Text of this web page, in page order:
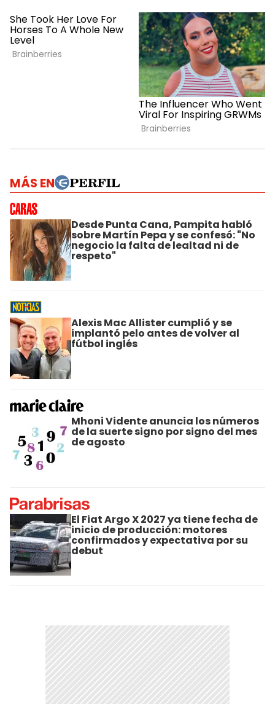
MÁS EN
Desde Punta Cana, Pampita habló
sobre Martín Pepa y se confesó: "No
negocio la falta de lealtad ni de
respeto"
Alexis Mac Allister cumplió y se
implantó pelo antes de volver al
fútbol inglés
Mhoni Vidente anuncia los números
de la suerte signo por signo del mes
de agosto
El Fiat Argo X 2027 ya tiene fecha de
inicio de producción: motores
confirmados y expectativa por su
debut